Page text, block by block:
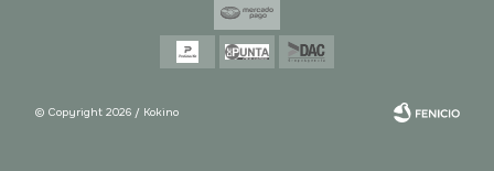
© Copyright 2026 / Kokino